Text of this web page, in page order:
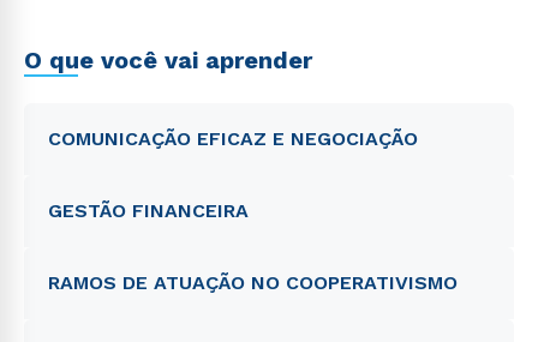
O que você vai aprender
COMUNICAÇÃO EFICAZ E NEGOCIAÇÃO
GESTÃO FINANCEIRA
RAMOS DE ATUAÇÃO NO COOPERATIVISMO